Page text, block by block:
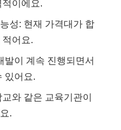
이에요.
성: 현재 가격대가 합
어요.
발이 계속 진행되면서
있어요.
와 같은 교육기관이
.